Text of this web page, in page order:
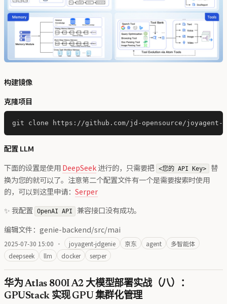
构建镜像
克隆项目
配置 LLM
下面的设置是使用DeepSeek进行的，只需要把 <您的 API Key> 替
换为您的就可以了。注意第二个配置文件有一个是需要搜索时使用
的，可以到这里申请： Serper
✨ 我配置 OpenAI API 兼容接口没有成功。
编辑文件：genie-backend/src/mai
2025-07-30 15:00 · joyagent-jdgenie 京东 agent
多智能体
deepseek
llm docker serper
华为 Atlas 800I A2 大模型部署实战（八）：
GPUStack 实现 GPU 集群化管理